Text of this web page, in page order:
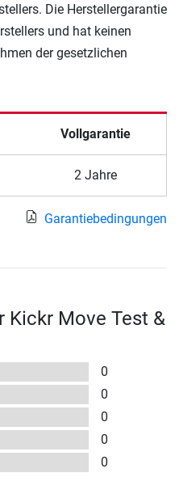
Die Herstellergarantie
und hat keinen
der gesetzlichen
Vollgarantie
2 Jahre
Garantiebedingungen
Kickr Move Test &
0
0
0
0
0